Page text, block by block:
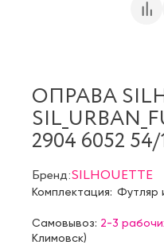
ОПРАВА
2904 6052 54/
Бренд:SILHOUETTE
Комплектация: Футляр
Самовывоз: 2-3
Климовск)